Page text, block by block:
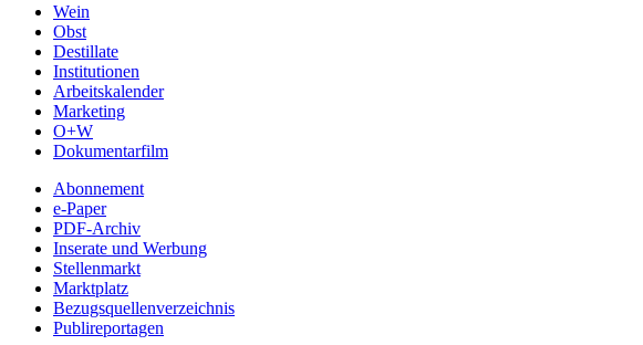
Wein
Obst
Destillate
Institutionen
Arbeitskalender
Marketing
O+W
Dokumentarfilm
Abonnement
e-Paper
PDF-Archiv
Inserate und Werbung
Stellenmarkt
Marktplatz
Bezugsquellenverzeichnis
Publireportagen